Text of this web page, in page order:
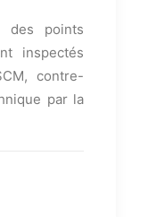
des points
inspectés
contre-
par la